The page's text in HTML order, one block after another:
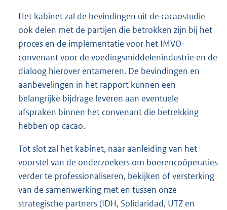
Het kabinet zal de bevindingen uit de cacaostudie
ook delen met de partijen die betrokken zijn bij het
proces en de implementatie voor het IMVO-
convenant voor de voedingsmiddelenindustrie en de
dialoog hierover entameren. De bevindingen en
aanbevelingen in het rapport kunnen een
belangrijke bijdrage leveren aan eventuele
afspraken binnen het convenant die betrekking
hebben op cacao.
Tot slot zal het kabinet, naar aanleiding van het
voorstel van de onderzoekers om boerencoöperaties
verder te professionaliseren, bekijken of versterking
van de samenwerking met en tussen onze
strategische partners (IDH, Solidaridad, UTZ en